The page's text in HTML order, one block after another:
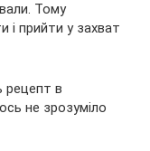
Тому
і прийти у захват
рецепт в
не зрозуміло